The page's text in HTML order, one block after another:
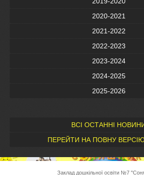
2020-2021
2021-2022
2022-2023
2023-2024
2024-2025
2025-2026
ВСІ ОСТАННІ
ПЕРЕЙТИ НА ПОВНУ
Заклад дошкільної освіти №7